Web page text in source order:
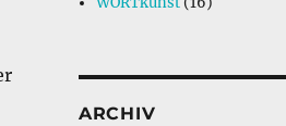
ARCHIV